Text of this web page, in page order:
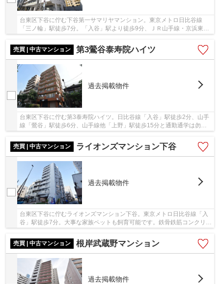
台東区下谷に佇む下谷第一サマリヤマンション。東京メトロ日比谷線
「三ノ輪」駅徒歩7分。「入谷」駅より徒歩9分、ＪＲ山手線・京浜東北
売買 | 中古マンション
第3鶯谷泰寿院ハイツ
過去掲載物件
台東区下谷に佇む第3泰寿院ハイツ。日比谷線「入谷」駅徒歩2分、山手
線「鶯谷」駅徒歩6分、山手線他「上野」駅徒歩15分と通勤通学は勿論
売買 | 中古マンション
ライオンズマンション下谷
過去掲載物件
台東区下谷に佇むライオンズマンション下谷。東京メトロ日比谷線「入
谷」駅徒歩7分。大事な家族ペットも飼育可能です。鉄骨鉄筋コンクリー
売買 | 中古マンション
根岸武蔵野マンション
過去掲載物件